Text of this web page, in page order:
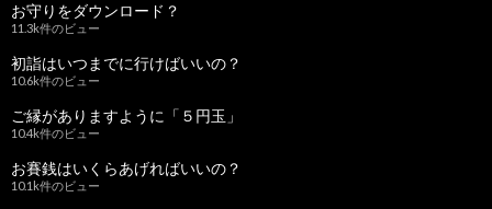
お守りをダウンロード？
11.3k件のビュー
初詣はいつまでに行けばいいの？
10.6k件のビュー
ご縁がありますように「５円玉」
10.4k件のビュー
お賽銭はいくらあげればいいの？
10.1k件のビュー